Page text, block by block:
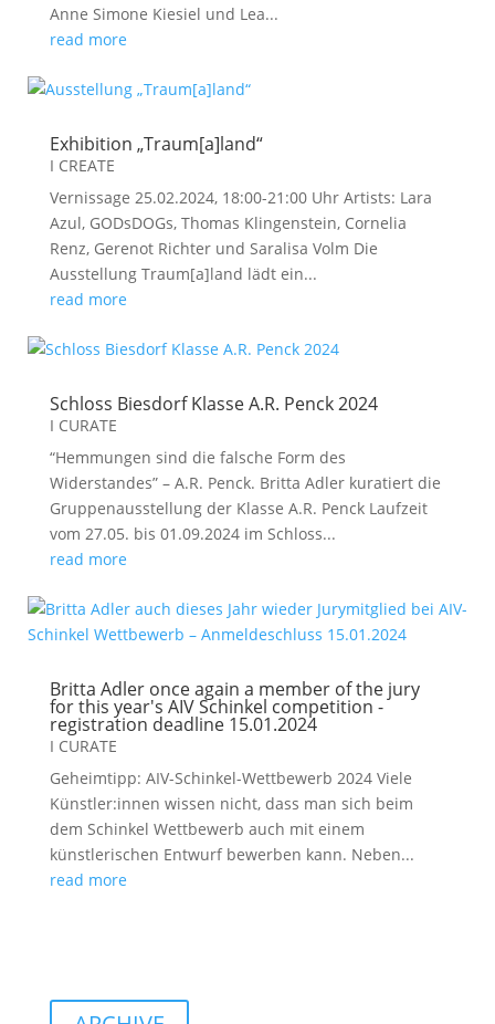
Anne Simone Kiesiel und Lea...
read more
Exhibition „Traum[a]land“
I CREATE
Vernissage 25.02.2024, 18:00-21:00 Uhr Artists: Lara
Azul, GODsDOGs, Thomas Klingenstein, Cornelia
Renz, Gerenot Richter und Saralisa Volm Die
Ausstellung Traum[a]land lädt ein...
read more
Schloss Biesdorf Klasse A.R. Penck 2024
I CURATE
“Hemmungen sind die falsche Form des
Widerstandes” – A.R. Penck. Britta Adler kuratiert die
Gruppenausstellung der Klasse A.R. Penck Laufzeit
vom 27.05. bis 01.09.2024 im Schloss...
read more
Britta Adler once again a member of the jury
for this year's AIV Schinkel competition -
registration deadline 15.01.2024
I CURATE
Geheimtipp: AIV-Schinkel-Wettbewerb 2024 Viele
Künstler:innen wissen nicht, dass man sich beim
dem Schinkel Wettbewerb auch mit einem
künstlerischen Entwurf bewerben kann. Neben...
read more